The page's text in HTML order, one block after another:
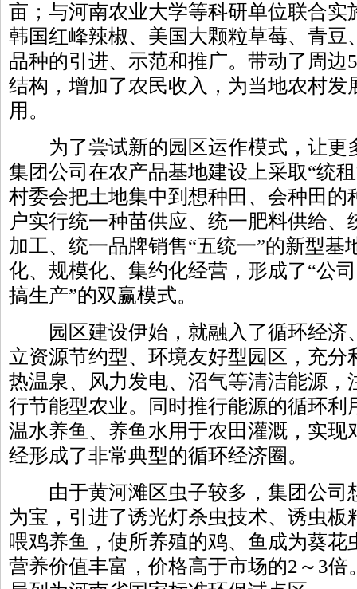
亩；与河南农业大学等科研单位联合实
韩国红峰辣椒、美国大颗粒草莓、青豆
品种的引进、示范和推广。带动了周边
结构，增加了农民收入，为当地农村发
用。
为了尝试新的园区运作模式，让更
集团公司在农产品基地建设上采取“统
村委会把土地集中到想种田、会种田的
户实行统一种苗供应、统一肥料供给
加工、统一品牌销售“五统一”的新型基
化、规模化、集约化经营，形成了“公
搞生产”的双赢模式。
园区建设伊始，就融入了循环经济
立资源节约型、环境友好型园区，充分
热温泉、风力发电、沼气等清洁能源，
行节能型农业。同时推行能源的循环利
温水养鱼、养鱼水用于农田灌溉，实现
经形成了非常典型的循环经济圈。
由于黄河滩区虫子较多，集团公司
为宝，引进了诱光灯杀虫技术、诱虫
喂鸡养鱼，使所养殖的鸡、鱼成为葵
营养价值丰富，价格高于市场的2～3